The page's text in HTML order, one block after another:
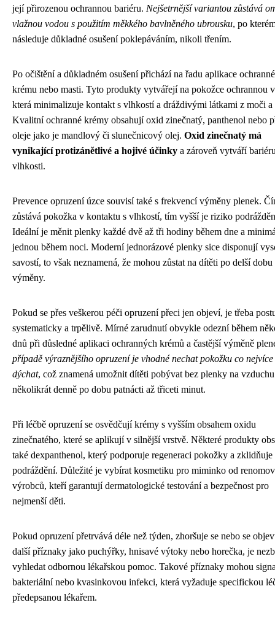
její přirozenou ochrannou bariéru. Nejšetrnější variantou zůstává
vlažnou vodou s použitím měkkého bavlněného ubrousku, po
následuje důkladné osušení poklepáváním, nikoli třením.
Po očištění a důkladném osušení přichází na řadu aplikace
krému nebo masti. Tyto produkty vytvářejí na pokožce ochrannou
která minimalizuje kontakt s vlhkostí a dráždivými látkami z moči a
Kvalitní ochranné krémy obsahují oxid zinečnatý, panthenol nebo
oleje jako je mandlový či slunečnicový olej. Oxid zinečnatý má
vynikající protizánětlivé a hojivé účinky a zároveň vytváří
vlhkosti.
Prevence opruzení úzce souvisí také s frekvencí výměny plenek.
zůstává pokožka v kontaktu s vlhkostí, tím vyšší je riziko
Ideální je měnit plenky každé dvě až tři hodiny během dne a
jednou během noci. Moderní jednorázové plenky sice disponují
savostí, to však neznamená, že mohou zůstat na dítěti po delší dobu
výměny.
Pokud se přes veškerou péči opruzení přeci jen objeví, je třeba
systematicky a trpělivě. Mírné zarudnutí obvykle odezní během
dnů při důsledné aplikaci ochranných krémů a častější výměně
případě výraznějšího opruzení je vhodné nechat pokožku co
dýchat, což znamená umožnit dítěti pobývat bez plenky na vzduchu
několikrát denně po dobu patnácti až třiceti minut.
Při léčbě opruzení se osvědčují krémy s vyšším obsahem oxidu
zinečnatého, které se aplikují v silnější vrstvě. Některé produkty
také dexpanthenol, který podporuje regeneraci pokožky a zklidňuje
podráždění. Důležité je vybírat kosmetiku pro miminko od
výrobců, kteří garantují dermatologické testování a bezpečnost pro
nejmenší děti.
Pokud opruzení přetrvává déle než týden, zhoršuje se nebo se
další příznaky jako puchýřky, hnisavé výtoky nebo horečka, je
vyhledat odbornou lékařskou pomoc. Takové příznaky mohou
bakteriální nebo kvasinkovou infekci, která vyžaduje specifickou
předepsanou lékařem.